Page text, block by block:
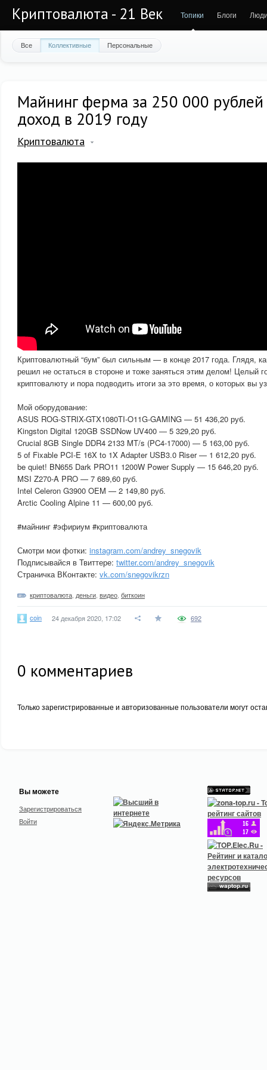
Криптовалюта - 21 Век Топики Блоги
Все Коллективные Персональные
Майнинг ферма за 250 000 рублей
доход в 2019 году
Криптовалюта
Криптовалютный “бум” был сильным — в конце 2017 года. Глядя,
решил не остаться в стороне и тоже заняться этим делом! Целый
криптовалюту и пора подводить итоги за это время, о которых вы
Мой оборудование:
ASUS ROG-STRIX-GTX1080TI-O11G-GAMING — 51 436,20 руб.
Kingston Digital 120GB SSDNow UV400 — 5 329,20 руб.
Crucial 8GB Single DDR4 2133 MT/s (PC4-17000) — 5 163,00 руб.
5 of Fixable PCI-E 16X to 1X Adapter USB3.0 Riser — 1 612,20 руб.
be quiet! BN655 Dark PRO11 1200W Power Supply — 15 646,20 руб.
MSI Z270-A PRO — 7 689,60 руб.
Intel Celeron G3900 OEM — 2 149,80 руб.
Arctic Cooling Alpine 11 — 600,00 руб.
#майнинг #эфириум #криптовалюта
Смотри мои фотки: instagram.com/andrey_snegovik
Подписывайся в Твиттере: twitter.com/andrey_snegovik
Страничка ВКонтакте: vk.com/snegovikrzn
криптовалюта деньги видео биткоин
coin 24 декабря 2020, 17:02 692
0 комментариев
Только зарегистрированные и авторизованные пользователи могут
Вы можете
Зарегистрироваться
Войти